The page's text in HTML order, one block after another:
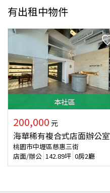
有出租中物件
本社區
200,000 元
海華稀有複合式店面辦公室
桃園市中壢區慈惠三街
店面/辦公 142.89坪 0房2廳